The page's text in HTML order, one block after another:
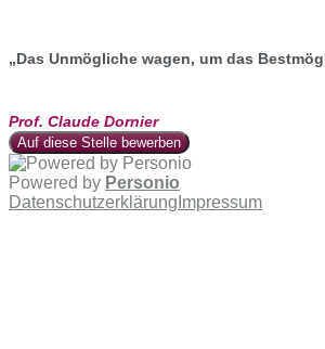
„Das Unmögliche wagen, um das
Prof. Claude Dornier
Auf diese Stelle bewerben
Powered by Personio
Datenschutzerklärung Impressum